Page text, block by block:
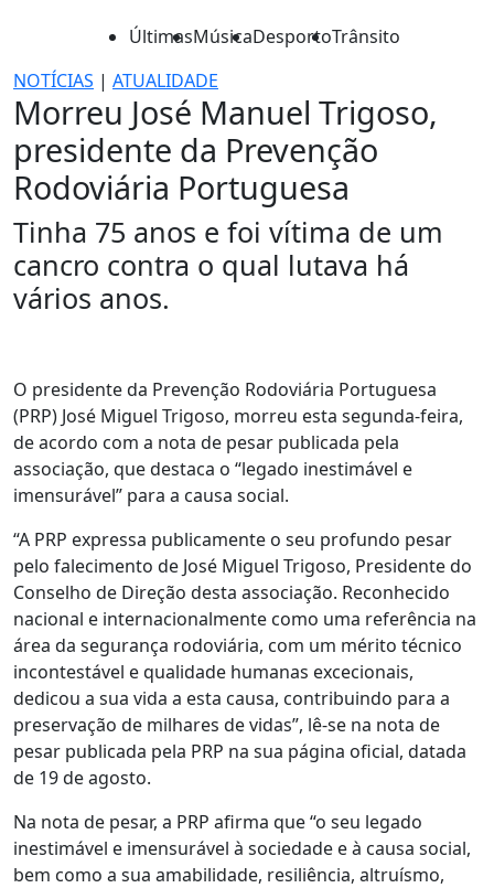
ÚltimasMúsicaDesportoTrânsito
NOTÍCIAS | ATUALIDADE
Morreu José Manuel Trigoso,
presidente da Prevenção
Rodoviária Portuguesa
Tinha 75 anos e foi vítima de um
cancro contra o qual lutava há
vários anos.
O presidente da Prevenção Rodoviária Portuguesa
(PRP) José Miguel Trigoso, morreu esta segunda-feira,
de acordo com a nota de pesar publicada pela
associação, que destaca o “legado inestimável e
imensurável” para a causa social.
“A PRP expressa publicamente o seu profundo pesar
pelo falecimento de José Miguel Trigoso, Presidente do
Conselho de Direção desta associação. Reconhecido
nacional e internacionalmente como uma referência na
área da segurança rodoviária, com um mérito técnico
incontestável e qualidade humanas excecionais,
dedicou a sua vida a esta causa, contribuindo para a
preservação de milhares de vidas”, lê-se na nota de
pesar publicada pela PRP na sua página oficial, datada
de 19 de agosto.
Na nota de pesar, a PRP afirma que “o seu legado
inestimável e imensurável à sociedade e à causa social,
bem como a sua amabilidade, resiliência, altruísmo,